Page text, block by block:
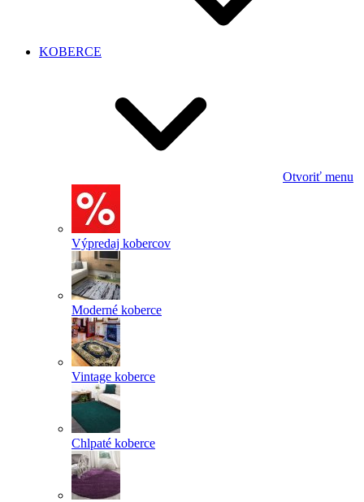
KOBERCE
Otvoriť menu
Výpredaj kobercov
Moderné koberce
Vintage koberce
Chlpaté koberce